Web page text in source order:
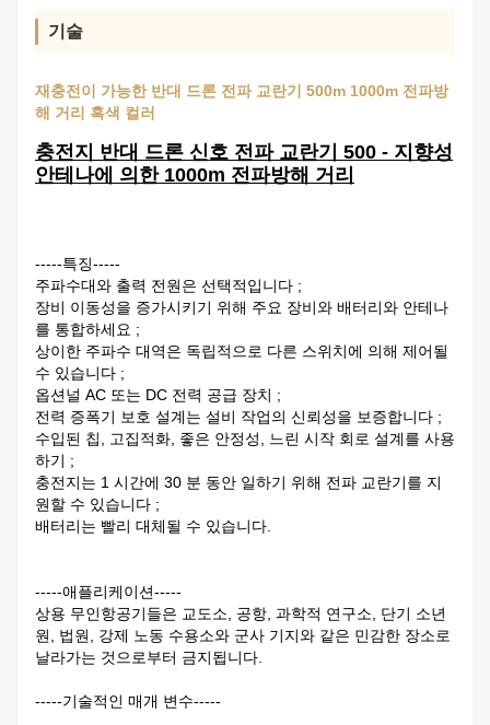
기술
재충전이 가능한 반대 드론 전파 교란기 500m 1000m 전파방
해 거리 흑색 컬러
충전지 반대 드론 신호 전파 교란기 500 - 지향성
안테나에 의한 1000m 전파방해 거리
-----특징-----
주파수대와 출력 전원은 선택적입니다 ;
장비 이동성을 증가시키기 위해 주요 장비와 배터리와 안테나
를 통합하세요 ;
상이한 주파수 대역은 독립적으로 다른 스위치에 의해 제어될
수 있습니다 ;
옵션널 AC 또는 DC 전력 공급 장치 ;
전력 증폭기 보호 설계는 설비 작업의 신뢰성을 보증합니다 ;
수입된 칩, 고집적화, 좋은 안정성, 느린 시작 회로 설계를 사용
하기 ;
충전지는 1 시간에 30 분 동안 일하기 위해 전파 교란기를 지
원할 수 있습니다 ;
배터리는 빨리 대체될 수 있습니다.
-----애플리케이션-----
상용 무인항공기들은 교도소, 공항, 과학적 연구소, 단기 소년
원, 법원, 강제 노동 수용소와 군사 기지와 같은 민감한 장소로
날라가는 것으로부터 금지됩니다.
-----기술적인 매개 변수-----